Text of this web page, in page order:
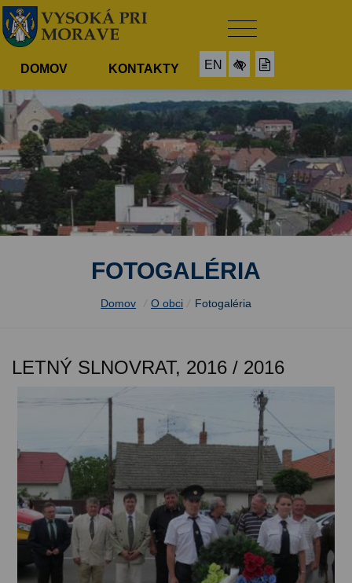
DOMOV KONTAKTY EN
FOTOGALÉRIA
Domov / O obci / Fotogaléria
LETNÝ SLNOVRAT, 2016 / 2016